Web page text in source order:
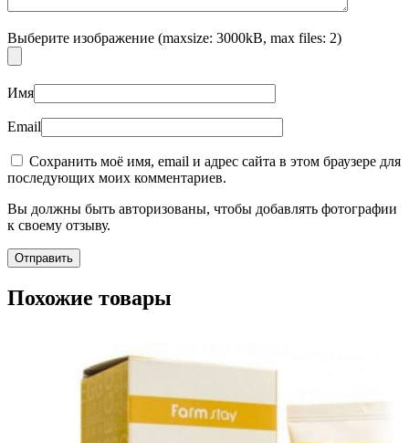
Выберите изображение (maxsize: 3000kB, max files: 2)
Имя
Email
Сохранить моё имя, email и адрес сайта в этом браузере для
последующих моих комментариев.
Вы должны быть авторизованы, чтобы добавлять фотографии
к своему отзыву.
Похожие товары